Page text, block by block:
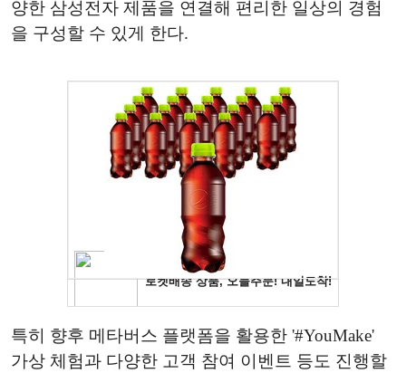
양한 삼성전자 제품을 연결해 편리한 일상의 경험
을 구성할 수 있게 한다.
특히 향후 메타버스 플랫폼을 활용한 '#YouMake'
가상 체험과 다양한 고객 참여 이벤트 등도 진행할